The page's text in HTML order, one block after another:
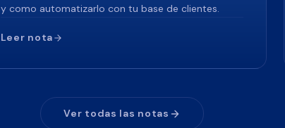
y como automatizarlo con tu base de clientes.
Leer nota
Ver todas las notas